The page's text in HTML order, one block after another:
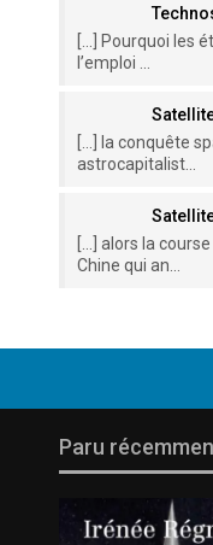
[…] Pourquoi les
l’emploi ...
[…] la conquête
astrocapitalist...
[…] alors la
Chine qui an...
Paru